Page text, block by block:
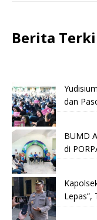
Berita
dan
BUMD
di
Lepas”,